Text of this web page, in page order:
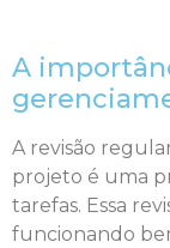
A
A revisão
projeto é uma
tarefas. Essa
funcionando